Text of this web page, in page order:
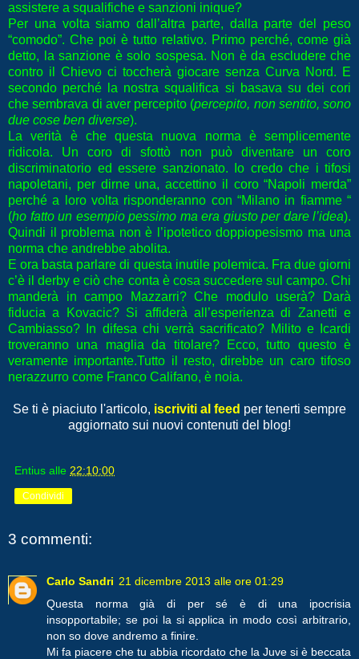
assistere a squalifiche e sanzioni inique?
Per una volta siamo dall’altra parte, dalla parte del peso
“comodo”. Che poi è tutto relativo. Primo perché, come già
detto, la sanzione è solo sospesa. Non è da escludere che
contro il Chievo ci toccherà giocare senza Curva Nord. E
secondo perché la nostra squalifica si basava su dei cori
che sembrava di aver percepito (percepito, non sentito, sono
due cose ben diverse).
La verità è che questa nuova norma è semplicemente
ridicola. Un coro di sfottò non può diventare un coro
discriminatorio ed essere sanzionato. Io credo che i tifosi
napoletani, per dirne una, accettino il coro “Napoli merda”
perché a loro volta risponderanno con “Milano in fiamme “
(ho fatto un esempio pessimo ma era giusto per dare l’idea).
Quindi il problema non è l’ipotetico doppiopesismo ma una
norma che andrebbe abolita.
E ora basta parlare di questa inutile polemica. Fra due giorni
c’è il derby e ciò che conta è cosa succedere sul campo. Chi
manderà in campo Mazzarri? Che modulo userà? Darà
fiducia a Kovacic? Si affiderà all’esperienza di Zanetti e
Cambiasso? In difesa chi verrà sacrificato? Milito e Icardi
troveranno una maglia da titolare? Ecco, tutto questo è
veramente importante.Tutto il resto, direbbe un caro tifoso
nerazzurro come Franco Califano, è noia.
Se ti è piaciuto l'articolo, iscriviti al feed per tenerti sempre
aggiornato sui nuovi contenuti del blog!
Entius alle 22:10:00
Condividi
3 commenti:
Carlo Sandri 21 dicembre 2013 alle ore 01:29
Questa norma già di per sé è di una ipocrisia
insopportabile; se poi la si applica in modo così arbitrario,
non so dove andremo a finire.
Mi fa piacere che tu abbia ricordato che la Juve si è beccata